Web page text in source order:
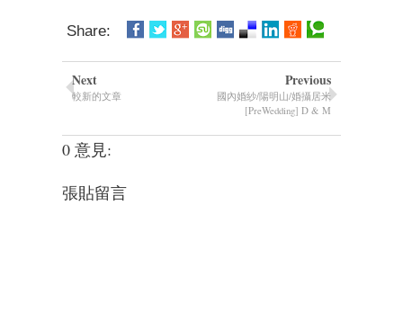
Share:
Next
較新的文章
Previous
國內婚紗/陽明山/婚攝居米
[PreWedding] D & M
0 意見:
張貼留言